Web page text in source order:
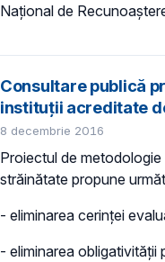
Național de
Consultare publică
instituții acreditate
8 decembrie 2016
Proiectul de
străinătate propune
- eliminarea cerinței
- eliminarea obligativității